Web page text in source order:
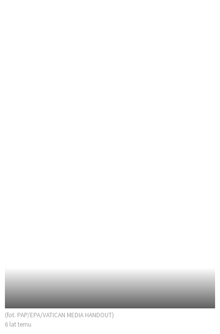
(fot. PAP/EPA/VATICAN MEDIA HANDOUT)
6 lat temu